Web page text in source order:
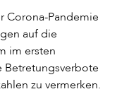
Corona-Pandemie
auf die
im ersten
Betretungsverbote
zu vermerken.